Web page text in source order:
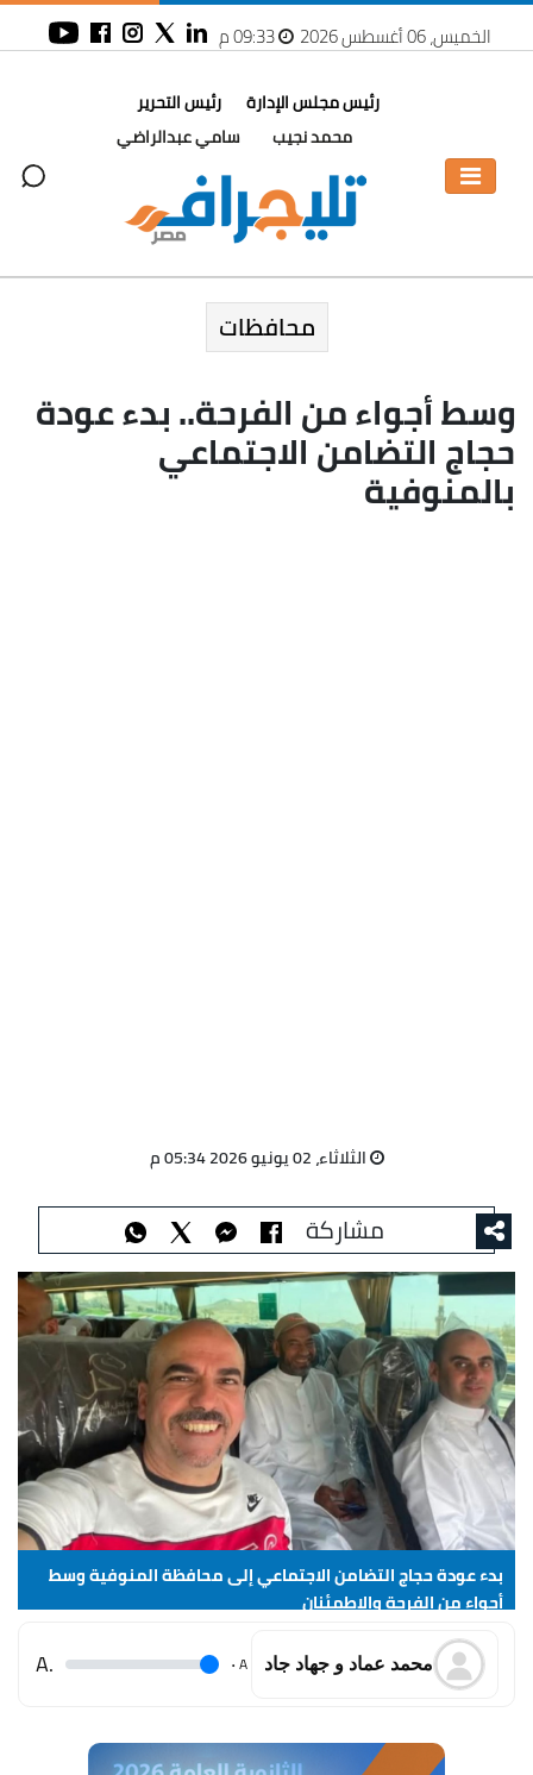
الخميس، 06 أغسطس 2026 09:33 م
رئيس مجلس الإدارة
محمد نجيب
رئيس التحرير
سامي عبدالراضي
محافظات
وسط أجواء من الفرحة.. بدء عودة
حجاج التضامن الاجتماعي
بالمنوفية
الثلاثاء، 02 يونيو 2026 05:34 م
مشاركة
بدء عودة حجاج التضامن الاجتماعي إلى محافظة المنوفية وسط
أجواء من الفرحة والاطمئنان
محمد عماد و جهاد جاد A
.
.A